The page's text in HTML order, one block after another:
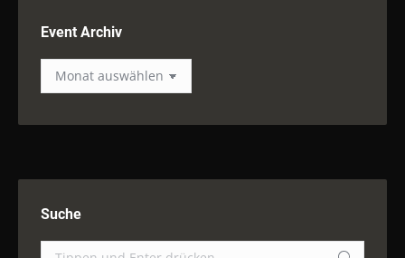
Event Archiv
Event
Archiv
Suche
Suchen: